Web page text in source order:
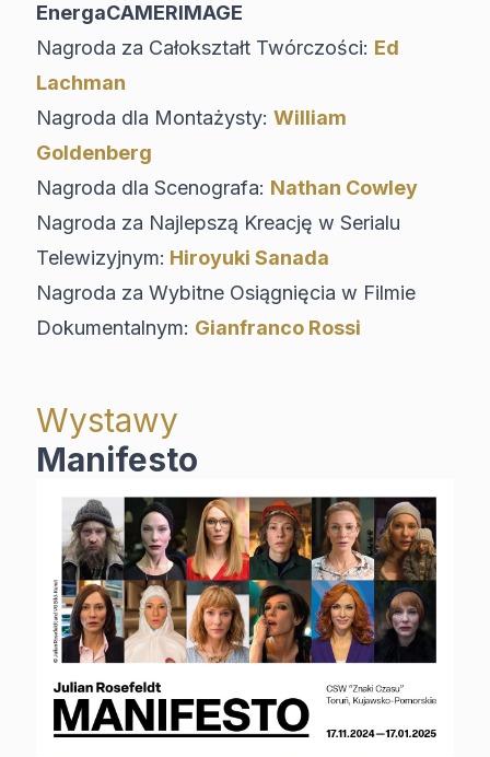
EnergaCAMERIMAGE
Nagroda za Całokształt Twórczości: Ed
Lachman
Nagroda dla Montażysty: William
Goldenberg
Nagroda dla Scenografa: Nathan Cowley
Nagroda za Najlepszą Kreację w Serialu
Telewizyjnym: Hiroyuki Sanada
Nagroda za Wybitne Osiągnięcia w Filmie
Dokumentalnym: Gianfranco Rossi
Wystawy
Manifesto